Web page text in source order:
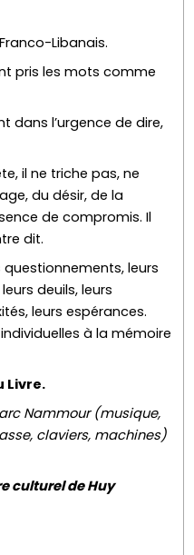
Libanais.
pris les mots comme
dans l’urgence de dire,
il ne triche pas, ne
du désir, de la
de compromis. Il
dit.
questionnements, leurs
deuils, leurs
leurs espérances.
à la mémoire
Livre.
Nammour (musique,
claviers, machines)
culturel de Huy